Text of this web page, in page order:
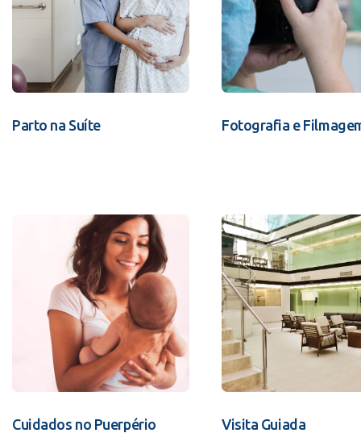
Parto na Suíte Fotografia e
Cuidados no Puerpério Visita Guiada